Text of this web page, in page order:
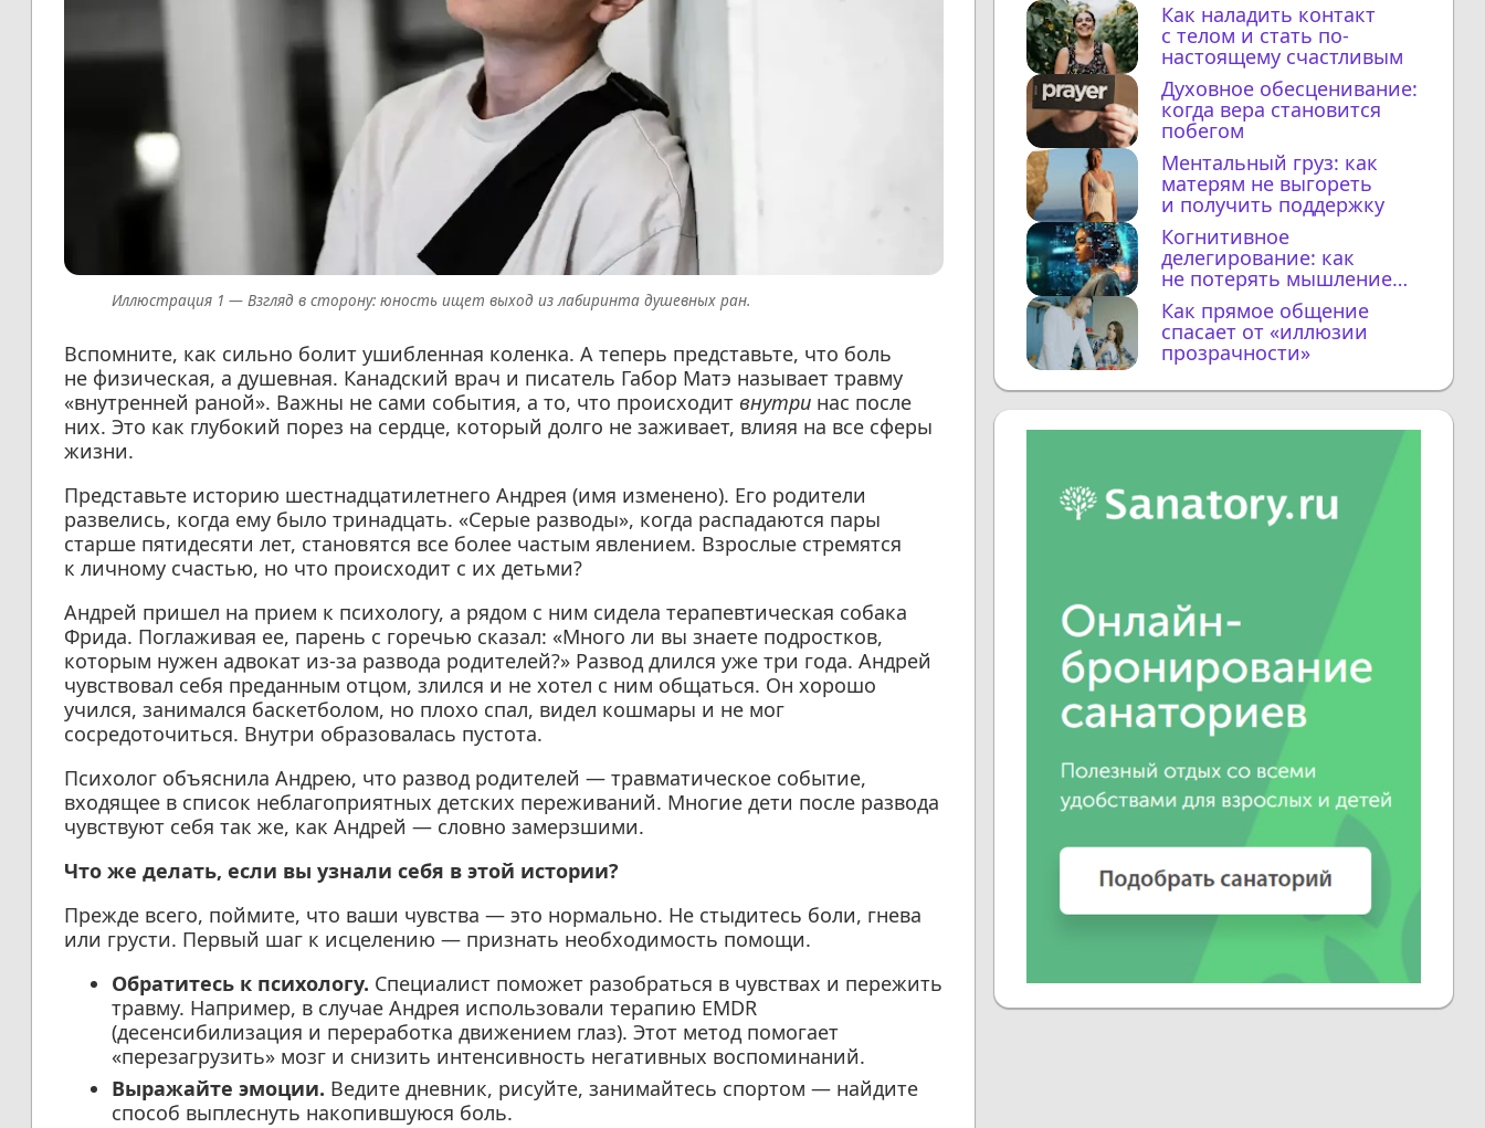
Взгляд в сторону: юность ищет выход из лабиринта душевных ран.
Вспомните, как сильно болит ушибленная коленка. А теперь представьте, что боль
не физическая, а душевная. Канадский врач и писатель Габор Матэ называет травму
«внутренней раной». Важны не сами события, а то, что происходит внутринас после
них. Это как глубокий порез на сердце, который долго не заживает, влияя на все сферы
жизни.
Представьте историю шестнадцатилетнего Андрея (имя изменено). Его родители
развелись, когда ему было тринадцать. «Серые разводы», когда распадаются пары
старше пятидесяти лет, становятся все более частым явлением. Взрослые стремятся
к личному счастью, но что происходит с их детьми?
Андрей пришел на прием к психологу, а рядом с ним сидела терапевтическая собака
Фрида. Поглаживая ее, парень с горечью сказал: «Много ли вы знаете подростков,
которым нужен адвокат из-за развода родителей?» Развод длился уже три года. Андрей
чувствовал себя преданным отцом, злился и не хотел с ним общаться. Он хорошо
учился, занимался баскетболом, но плохо спал, видел кошмары и не мог
сосредоточиться. Внутри образовалась пустота.
Психолог объяснила Андрею, что развод родителей — травматическое событие,
входящее в список неблагоприятных детских переживаний. Многие дети после развода
чувствуют себя так же, как Андрей — словно замерзшими.
Что же делать, если вы узнали себя в этой истории?
Прежде всего, поймите, что ваши чувства — это нормально. Не стыдитесь боли, гнева
или грусти. Первый шаг к исцелению — признать необходимость помощи.
Обратитесь к психологу. Специалист поможет разобраться в чувствах и пережить
травму. Например, в случае Андрея использовали терапию EMDR
(десенсибилизация и переработка движением глаз). Этот метод помогает
«перезагрузить» мозг и снизить интенсивность негативных воспоминаний.
Выражайте эмоции. Ведите дневник, рисуйте, занимайтесь спортом — найдите
способ выплеснуть накопившуюся боль.
Как наладить контакт
с телом и стать по-
настоящему счастливым
Духовное обесценивание:
когда вера становится
побегом
Ментальный груз: как
матерям не выгореть
и получить поддержку
Когнитивное
делегирование: как
не потерять мышление
с ИИ
Как прямое общение
спасает от «иллюзии
прозрачности»